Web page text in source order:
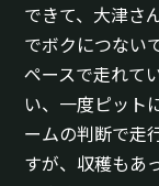
できて、大津さ
でボクにつない
ペースで走れて
い、一度ピット
ームの判断で走
すが、収穫もあ